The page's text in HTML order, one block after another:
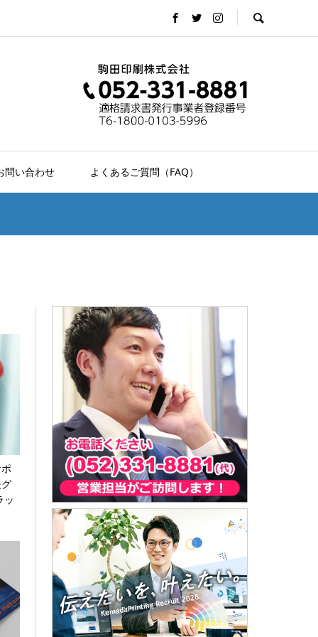
問い合わせ よくあるご質問（FAQ）
ッ